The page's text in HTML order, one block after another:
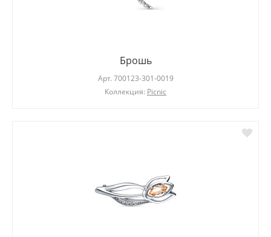
Брошь
Арт. 700123-301-0019
Коллекция: Picnic